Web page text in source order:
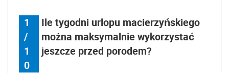
1
/
1
0
Ile tygodni urlopu macierzyńskiego
można maksymalnie wykorzystać
jeszcze przed porodem?